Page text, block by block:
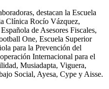
destacan la Escuela
Clínica Rocío Vázquez,
de Asesores Fiscales,
One, Escuela Superior
para la Prevención del
Internacional para el
Musiadapta, Viguera,
Social, Ayesa, Cype y Aisse.